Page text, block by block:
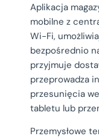
Aplikacja
mobilne z
Wi-Fi,
bezpośrednio
przyjmuje
przeprowadza
przesunięcia
tabletu lub
Przemysłowe